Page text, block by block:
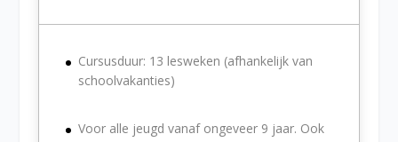
Cursusduur: 13 lesweken (afhankelijk van
schoolvakanties)
Voor alle jeugd vanaf ongeveer 9 jaar. Ook